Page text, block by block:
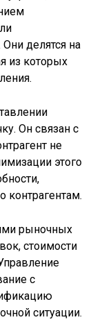
делятся на
из которых
Он связан с
не
этого
контрагентам.
рыночных
стоимости
с
ситуации.